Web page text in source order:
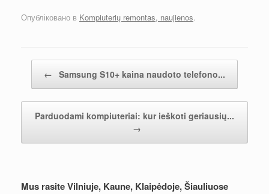
Опубліковано в Kompiuterių remontas, naujienos.
← Samsung S10+ kaina naudoto telefono...
Parduodami kompiuteriai: kur ieškoti geriausių...
→
Mus rasite Vilniuje, Kaune, Klaipėdoje, Šiauliuose